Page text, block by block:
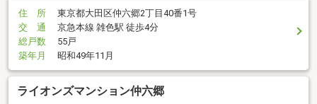
住 所
東京都大田区仲六郷2丁目40番1号
交 通
京急本線 雑色駅 徒歩4分
総戸数
55戸
築年月
昭和49年11月
ライオンズマンション仲六郷